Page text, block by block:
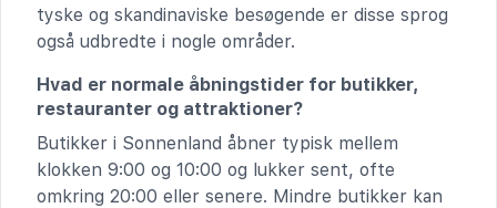
tyske og skandinaviske besøgende er disse sprog
også udbredte i nogle områder.
Hvad er normale åbningstider for butikker,
restauranter og attraktioner?
Butikker i Sonnenland åbner typisk mellem
klokken 9:00 og 10:00 og lukker sent, ofte
omkring 20:00 eller senere. Mindre butikker kan